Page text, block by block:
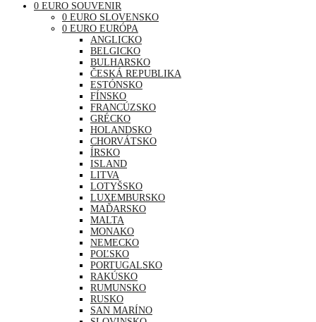
0 EURO SOUVENIR
0 EURO SLOVENSKO
0 EURO EURÓPA
ANGLICKO
BELGICKO
BULHARSKO
ČESKÁ REPUBLIKA
ESTÓNSKO
FÍNSKO
FRANCÚZSKO
GRÉCKO
HOLANDSKO
CHORVÁTSKO
ÍRSKO
ISLAND
LITVA
LOTYŠSKO
LUXEMBURSKO
MAĎARSKO
MALTA
MONAKO
NEMECKO
POĽSKO
PORTUGALSKO
RAKÚSKO
RUMUNSKO
RUSKO
SAN MARÍNO